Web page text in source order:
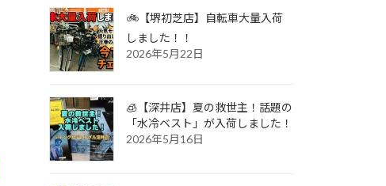
🚲【堺初芝店】自転車大量入荷
しました！！
2026年5月22日
🧊【深井店】夏の救世主！話題の
「水冷ベスト」が入荷しました！
2026年5月16日